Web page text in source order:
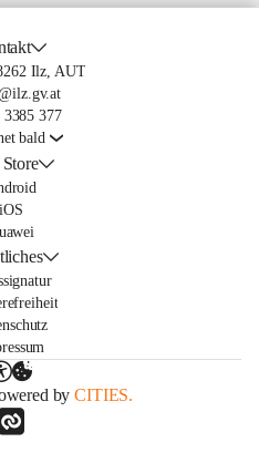
Ilz, AUT
3385 377
bald
iOS
byCITIES.